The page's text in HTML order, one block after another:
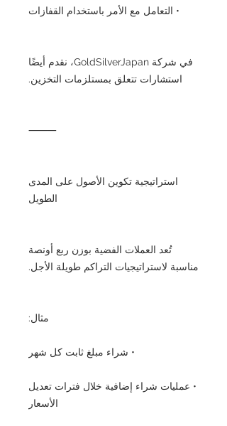
• التعامل مع الأمر باستخدام القفازات
في شركة GoldSilverJapan، نقدم أيضًا
استشارات تتعلق بمستلزمات التخزين.
⸻
استراتيجية تكوين الأصول على المدى
الطويل
تُعد العملات الفضية بوزن ربع أونصة
مناسبة لاستراتيجيات التراكم طويلة الأجل.
مثال:
• شراء مبلغ ثابت كل شهر
• عمليات شراء إضافية خلال فترات تعديل
الأسعار